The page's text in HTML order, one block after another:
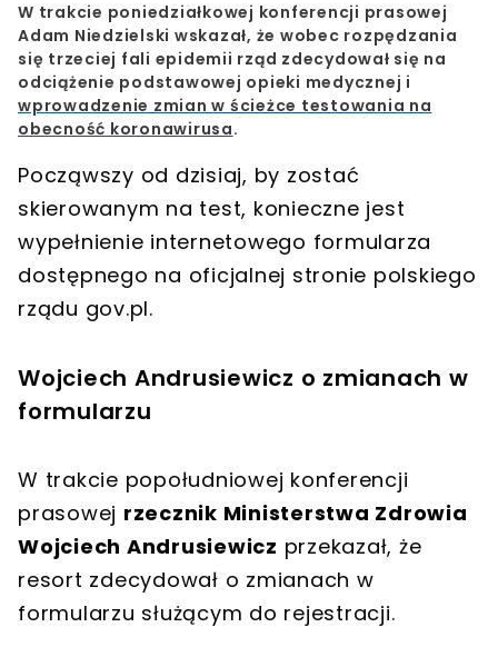
W trakcie poniedziałkowej konferencji prasowej
Adam Niedzielski wskazał, że wobec rozpędzania
się trzeciej fali epidemii rząd zdecydował się na
odciążenie podstawowej opieki medycznej i
wprowadzenie zmian w ścieżce testowania na
obecność koronawirusa.
Począwszy od dzisiaj, by zostać
skierowanym na test, konieczne jest
wypełnienie internetowego formularza
dostępnego na oficjalnej stronie polskiego
rządu gov.pl.
Wojciech Andrusiewicz o zmianach w
formularzu
W trakcie popołudniowej konferencji
prasowej rzecznik Ministerstwa Zdrowia
Wojciech Andrusiewicz przekazał, że
resort zdecydował o zmianach w
formularzu służącym do rejestracji.